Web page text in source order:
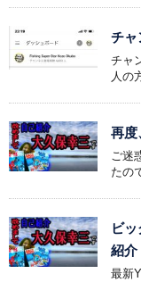
チャ
チャ
人の
再度
ご迷
たの
ビ
紹介
最新